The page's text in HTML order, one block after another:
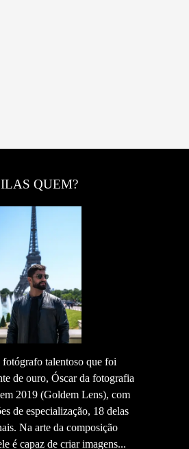
QUEM?
fotógrafo talentoso que foi
de ouro, Óscar da fotografia
2019 (Goldem Lens), com
de especialização, 18 delas
Na arte da composição
é capaz de criar imagens...